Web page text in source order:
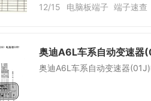
12/15 电脑板端子 端子速查
奥迪A6L车系自动变速器
奥迪A6L车系自动变速器(01J)